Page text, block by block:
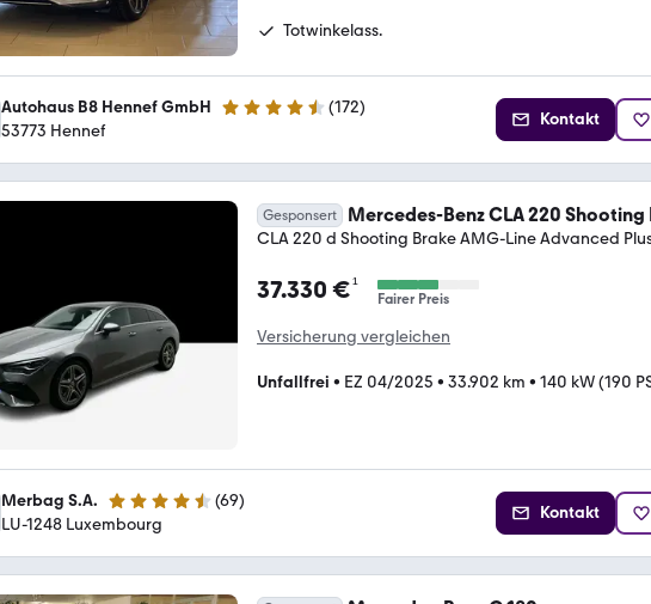
Totwinkelass.
Autohaus B8 Hennef GmbH 4.4 Sterne (172)
53773 Hennef
Kontakt
Gesponsert Mercedes-Benz CLA 220 Shooting
CLA 220 d Shooting Brake AMG-Line Advanced
37.330 €¹
Fairer Preis
Versicherung vergleichen
Unfallfrei • EZ 04/2025 • 33.902 km • 140 kW (190
Merbag S.A. 4.4 Sterne (69)
LU-1248 Luxembourg
Kontakt